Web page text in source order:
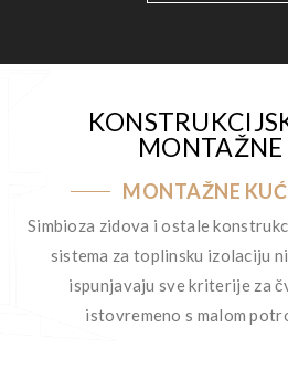
MONTAŽNE
MONTAŽNE
Simbioza zidova i ostale
sistema za toplinsku izolaciju
ispunjavaju sve kriterije za
istovremeno s malom